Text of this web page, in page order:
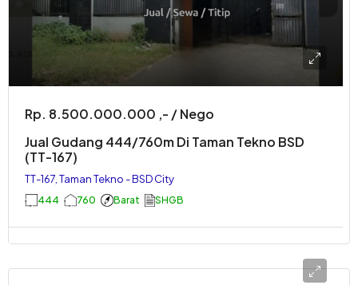
Rp. 8.500.000.000 ,- / Nego
Jual Gudang 444/760m Di Taman Tekno BSD
(TT-167)
TT-167, Taman Tekno - BSD City
444 760 Barat SHGB